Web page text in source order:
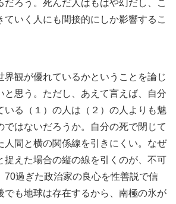
だろう。死んだ人はもはや幻だし、こ
ていく人にも間接的にしか影響するこ
界観が優れているかということを論じ
と思う。ただし、あえて言えば、自分
いる（１）の人は（２）の人よりも魅
ではないだろうか。自分の死で閉じて
人間と横の関係線を引きにくい。なぜ
捉えた場合の縦の線を引くのが、不可
70過ぎた政治家の良心を性善説で信
でも地球は存在するから、南極の氷が